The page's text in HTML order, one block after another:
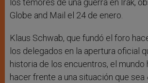
los temores de una guerra en Irak,
Globe and Mail el 24 de enero.
Klaus Schwab, que fundó el foro
los delegados en la apertura oficial
historia de los encuentros, el mundo
hacer frente a una situación que sea